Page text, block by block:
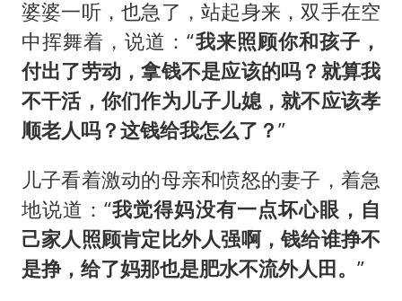
婆婆一听，也急了，站起身来，双手在空
中挥舞着，说道：“我来照顾你和孩子，
付出了劳动，拿钱不是应该的吗？就算我
不干活，你们作为儿子儿媳，就不应该孝
顺老人吗？这钱给我怎么了？”
儿子看着激动的母亲和愤怒的妻子，着急
地说道：“我觉得妈没有一点坏心眼，自
己家人照顾肯定比外人强啊，钱给谁挣不
是挣，给了妈那也是肥水不流外人田。 ”